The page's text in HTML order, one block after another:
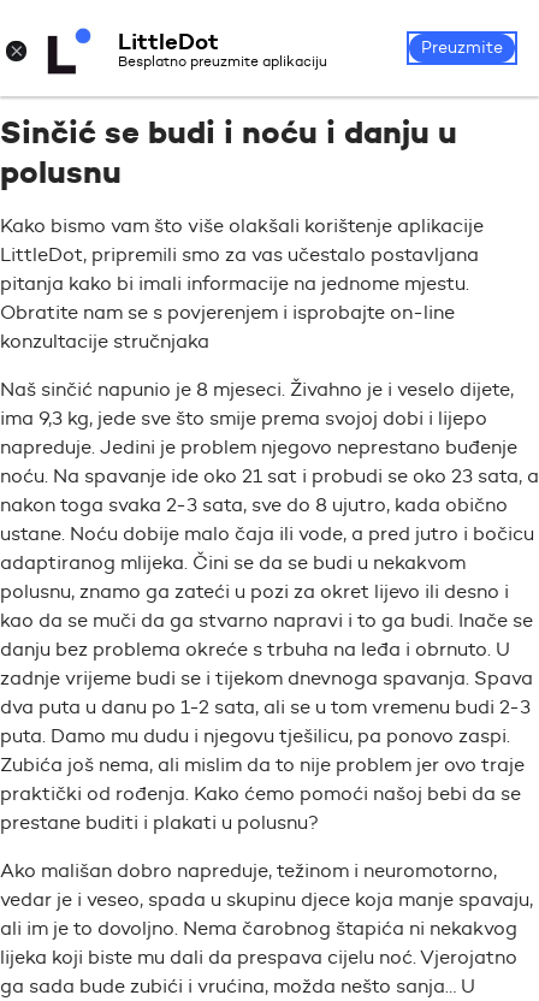
Prijava
Sinčić se budi i noću i danju u
polusnu
Kako bismo vam što više olakšali korištenje aplikacije
LittleDot, pripremili smo za vas učestalo postavljana
pitanja kako bi imali informacije na jednome mjestu.
Obratite nam se s povjerenjem i isprobajte on-line
konzultacije stručnjaka
Naš sinčić napunio je 8 mjeseci. Živahno je i veselo dijete,
ima 9,3 kg, jede sve što smije prema svojoj dobi i lijepo
napreduje. Jedini je problem njegovo neprestano buđenje
noću. Na spavanje ide oko 21 sat i probudi se oko 23 sata, a
nakon toga svaka 2-3 sata, sve do 8 ujutro, kada obično
ustane. Noću dobije malo čaja ili vode, a pred jutro i bočicu
adaptiranog mlijeka. Čini se da se budi u nekakvom
polusnu, znamo ga zateći u pozi za okret lijevo ili desno i
kao da se muči da ga stvarno napravi i to ga budi. Inače se
danju bez problema okreće s trbuha na leđa i obrnuto. U
zadnje vrijeme budi se i tijekom dnevnoga spavanja. Spava
dva puta u danu po 1-2 sata, ali se u tom vremenu budi 2-3
puta. Damo mu dudu i njegovu tješilicu, pa ponovo zaspi.
Zubića još nema, ali mislim da to nije problem jer ovo traje
praktički od rođenja. Kako ćemo pomoći našoj bebi da se
prestane buditi i plakati u polusnu?
Ako mališan dobro napreduje, težinom i neuromotorno,
vedar je i veseo, spada u skupinu djece koja manje spavaju,
ali im je to dovoljno. Nema čarobnog štapića ni nekakvog
lijeka koji biste mu dali da prespava cijelu noć. Vjerojatno
ga sada bude zubići i vrućina, možda nešto sanja… U
× LittleDot
Besplatno preuzmite aplikaciju
Preuzmite